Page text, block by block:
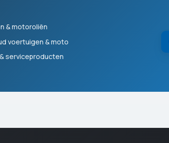
& motoroliën
voertuigen & moto
serviceproducten